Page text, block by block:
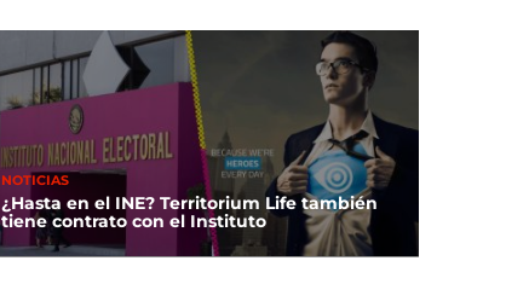
NOTICIAS
¿Hasta en el INE? Territorium Life también
tiene contrato con el Instituto